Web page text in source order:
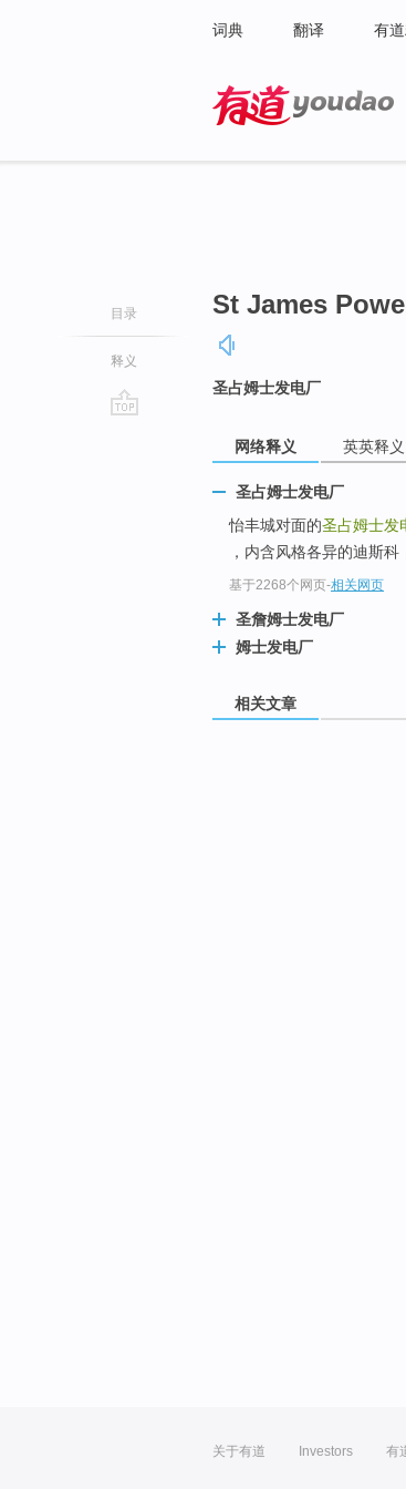
词典 翻译 有
目录
释义
St James
圣占姆士发电厂
网络释义 英英释义
圣占姆士发电厂
怡丰城对面的圣占姆士发
，内含风格各异的迪斯
基于2268个网页-相关网页
圣詹姆士发电厂
姆士发电厂
相关文章
关于有道 Investors 有